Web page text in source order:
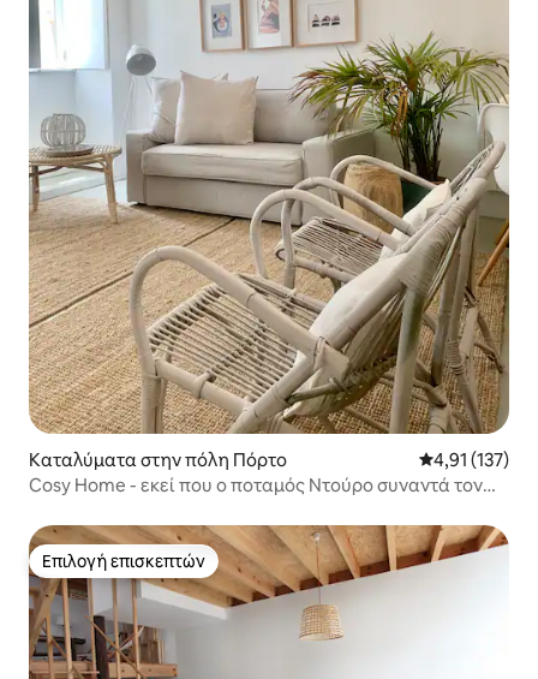
Καταλύματα στην πόλη Πόρτο Μέση
4,91 (137)
Cosy Home - εκεί που ο ποταμός Ντούρο συναντά τον
Επιλογή επισκεπτών
Επιλογή επισκεπτών